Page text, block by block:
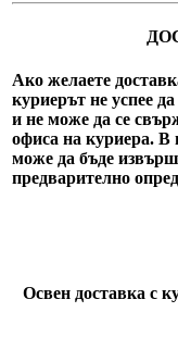
Ако желаете
куриерът не успее
и не може да се
офиса на куриера. В
може да бъде
предварително
Освен доставка с